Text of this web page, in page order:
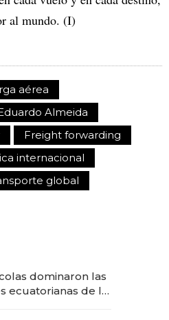
al mundo. (I)
aérea
Almeida
Freight forwarding
internacional
global
dominaron las
ecuatorianas de la